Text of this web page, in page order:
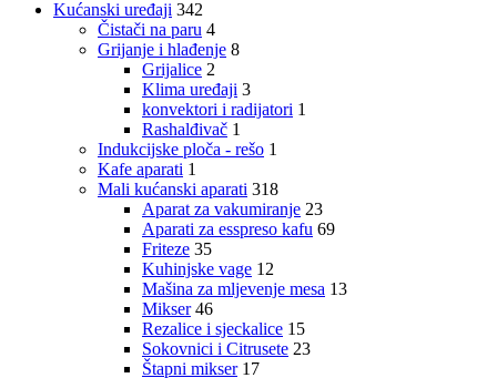
Kućanski uređaji 342
Čistači na paru 4
Grijanje i hlađenje 8
Grijalice 2
Klima uređaji 3
konvektori i radijatori 1
Rashalđivač 1
Indukcijske ploča - rešo 1
Kafe aparati 1
Mali kućanski aparati 318
Aparat za vakumiranje 23
Aparati za esspreso kafu 69
Friteze 35
Kuhinjske vage 12
Mašina za mljevenje mesa 13
Mikser 46
Rezalice i sjeckalice 15
Sokovnici i Citrusete 23
Štapni mikser 17